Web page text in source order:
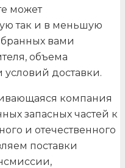
может
так и в меньшую
вами
объема
доставки.
компания
запасных частей к
и отечественного
поставки